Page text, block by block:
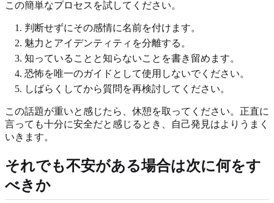
この簡単なプロセスを試してください。
判断せずにその感情に名前を付けます。
魅力とアイデンティティを分離する。
知っていることと知らないことを書き留めます。
恐怖を唯一のガイドとして使用しないでください。
しばらくしてから質問を再検討してください。
この話題が重いと感じたら、休憩を取ってください。正直に
言っても十分に安全だと感じるとき、自己発見はよりうまく
いきます。
それでも不安がある場合は次に何をす
べきか